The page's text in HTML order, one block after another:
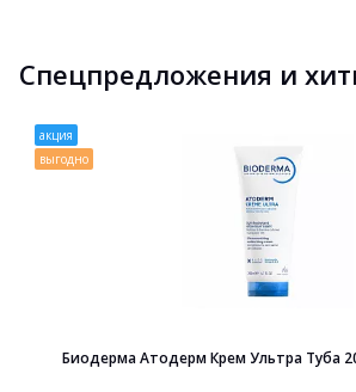
Спецпредложения и
акция
выгодно
Биодерма Атодерм Крем Ультра Туба